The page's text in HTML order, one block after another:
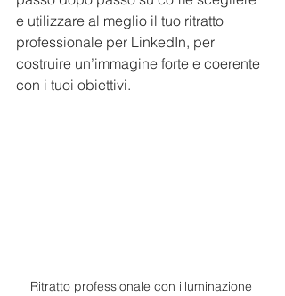
e utilizzare al meglio il tuo ritratto
professionale per LinkedIn, per
costruire un’immagine forte e coerente
con i tuoi obiettivi.
Ritratto professionale con illuminazione